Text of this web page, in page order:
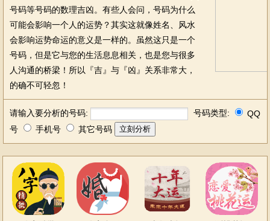
号码等号码的数理吉凶。有些人会问，号码为什么
可能会影响一个人的运势？其实这就像姓名、风水
会影响运势命运的意义是一样的。虽然这只是一个
号码，但是它与您的生活息息相关，也是您与很多
人沟通的桥梁！所以『吉』与『凶』关系非常大，
的确不可轻忽！
请输入要分析的号码: 号码类型:
QQ
号
手机号 其它号码